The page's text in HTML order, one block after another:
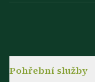
Pohřební služby